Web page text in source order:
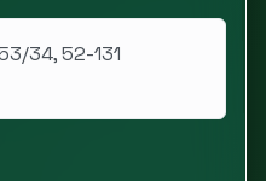
34, 52-131